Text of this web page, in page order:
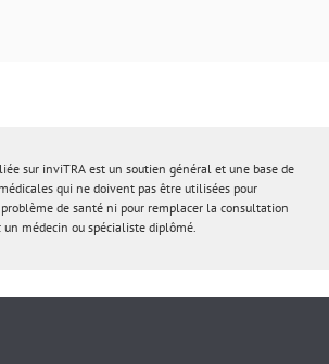
sur inviTRA est un soutien général et une base de
qui ne doivent pas être utilisées pour
de santé ni pour remplacer la consultation
un médecin ou spécialiste diplômé.